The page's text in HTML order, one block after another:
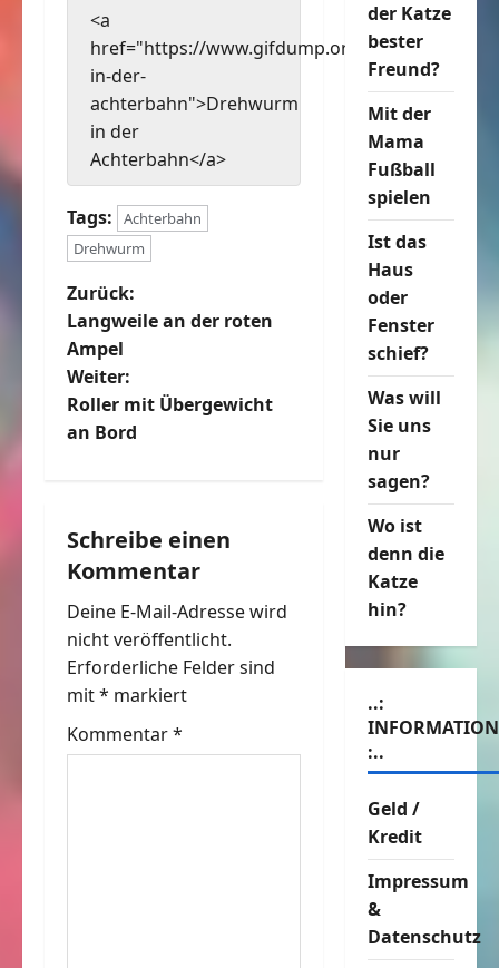
<a
href="https://www.gifdump.org/drehwurm-
in-der-
achterbahn">Drehwurm
in der
Achterbahn</a>
Tags:
Achterbahn
Drehwurm
B
e
i
t
a
g
s
n
a
v
Zurück:
Langweile an der roten
Ampel
Weiter:
Roller mit Übergewicht
an Bord
Schreibe einen
Kommentar
Deine E-Mail-Adresse wird
nicht veröffentlicht.
Erforderliche Felder sind
mit* markiert
Kommentar*
der Katze
bester
Freund?
Mit der
Mama
Fußball
spielen
Ist das
Haus
oder
Fenster
schief?
Was will
Sie uns
nur
sagen?
Wo ist
denn die
Katze
hin?
..:
:..
Geld /
Kredit
Impressum
&
Datenschutz